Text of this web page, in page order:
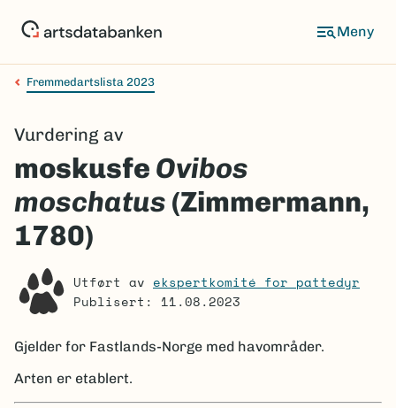
Meny
Navigasjonssti
Fremmedartslista 2023
Vurdering av
moskusfe Ovibos
moschatus (Zimmermann,
1780)
Utført av ekspertkomité for pattedyr
Publisert: 11.08.2023
Gjelder for Fastlands-Norge med havområder.
Arten er etablert.